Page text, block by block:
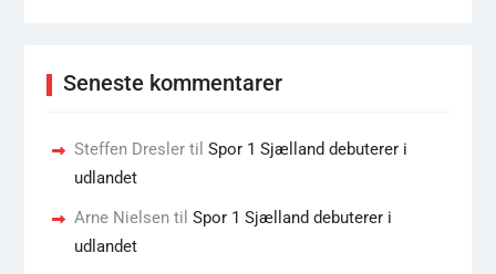
Seneste kommentarer
Steffen Dreslertil Spor 1 Sjælland debuterer i
udlandet
Arne Nielsentil Spor 1 Sjælland debuterer i
udlandet